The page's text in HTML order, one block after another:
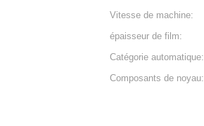
Vitesse de machine:
épaisseur de film:
Catégorie automatique:
Composants de noyau: